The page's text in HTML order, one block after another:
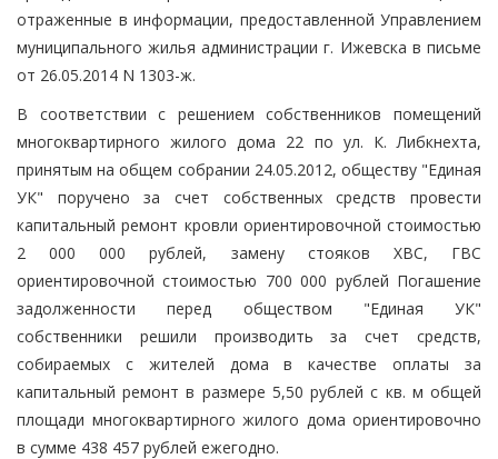
отраженные в информации, предоставленной Управлением
муниципального жилья администрации г. Ижевска в письме
от 26.05.2014 N 1303-ж.
В соответствии с решением собственников помещений
многоквартирного жилого дома 22 по ул. К. Либкнехта,
принятым на общем собрании 24.05.2012, обществу "Единая
УК" поручено за счет собственных средств провести
капитальный ремонт кровли ориентировочной стоимостью
2 000 000 рублей, замену стояков ХВС, ГВС
ориентировочной стоимостью 700 000 рублей Погашение
задолженности перед обществом "Единая УК"
собственники решили производить за счет средств,
собираемых с жителей дома в качестве оплаты за
капитальный ремонт в размере 5,50 рублей с кв. м общей
площади многоквартирного жилого дома ориентировочно
в сумме 438 457 рублей ежегодно.